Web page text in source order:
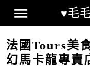
♥毛
Main Menu
法國Tours美
幻馬卡龍專賣